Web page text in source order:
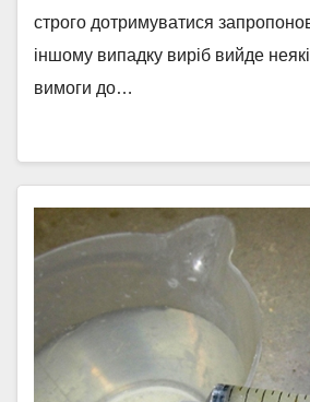
строго дотримуватися
іншому випадку виріб вийде
вимоги до…